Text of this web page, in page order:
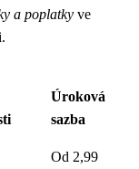
a poplatky ve
Úroková
sazba
Od 2,99